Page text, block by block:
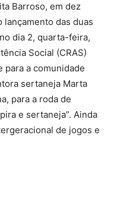
Barroso, em dez
lançamento das duas
dia 2, quarta-feira,
Social (CRAS)
para a comunidade
sertaneja Marta
para a roda de
e sertaneja”. Ainda
de jogos e